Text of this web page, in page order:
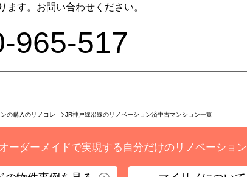
ます。 お問い合わせください。
965-517
の購入のリノコレ JR神戸線沿線のリノベーション済中古マンション一覧
オーダーメイドで実現する 自分だけのリノベーション